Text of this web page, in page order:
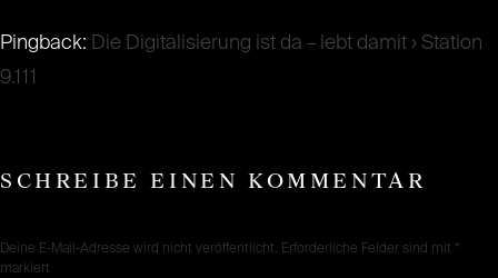
Pingback: Die Digitalisierung ist da – lebt damit › Station
9.111
SCHREIBE EINEN KOMMENTAR
Deine E-Mail-Adresse wird nicht veröffentlicht. Erforderliche Felder sind mit *
markiert